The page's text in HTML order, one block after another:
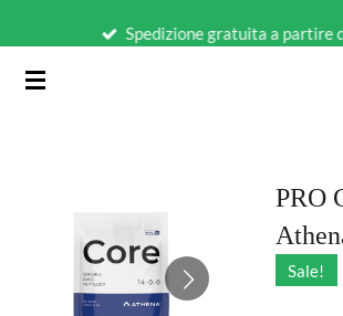
contenuto
Spedizione gratuita a partire
PRO
Sale!